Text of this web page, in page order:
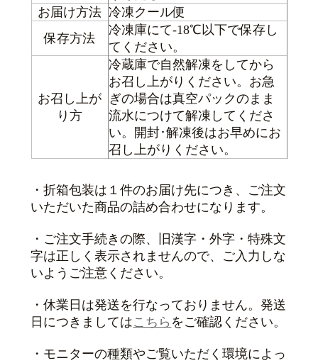
お届け方法 冷凍クール便
保存方法
冷凍庫にて-18℃以下で保存し
てください。
お召し上が
り方
冷蔵庫で自然解凍をしてから
お召し上がりください。お急
ぎの場合は真空パックのまま
流水につけて解凍してくださ
い。開封･解凍後はお早めにお
召し上がりください。
・折箱包装は１件のお届け先につき、ご注文
いただいた商品の詰め合わせになります。
・ご注文手続きの際、旧漢字・外字・特殊文
字は正しく表示されませんので、ご入力しな
いようご注意ください。
・休業日は発送を行なっておりません。発送
日につきましてはこちら をご確認ください。
・モニターの種類やご覧いただく環境によっ